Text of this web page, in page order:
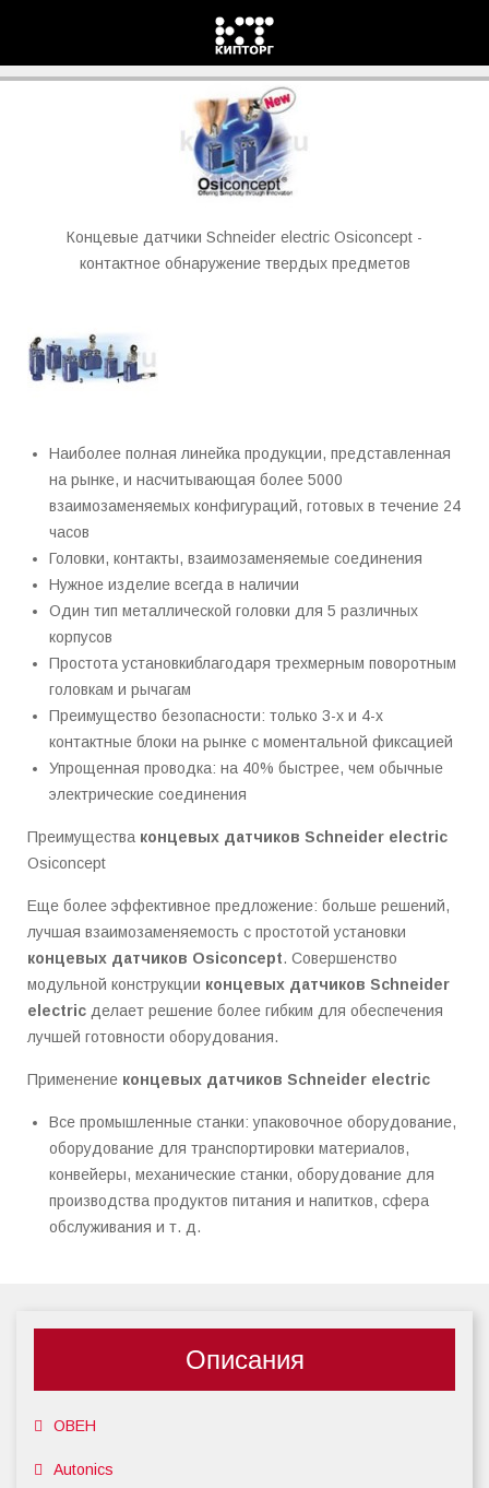
Концевые выключатели Schneider-electric Osiswitch
Концевые датчики Schneider electric Osiconcept -
контактное обнаружение твердых предметов
Наиболее полная линейка продукции, представленная
на рынке, и насчитывающая более 5000
взаимозаменяемых конфигураций, готовых в течение 24
часов
Головки, контакты, взаимозаменяемые соединения
Нужное изделие всегда в наличии
Один тип металлической головки для 5 различных
корпусов
Простота установкиблагодаря трехмерным поворотным
головкам и рычагам
Преимущество безопасности: только 3-х и 4-х
контактные блоки на рынке с моментальной фиксацией
Упрощенная проводка: на 40% быстрее, чем обычные
электрические соединения
Преимущества концевых датчиков Schneider electric
Osiconcept
Еще более эффективное предложение: больше решений,
лучшая взаимозаменяемость с простотой установки
концевых датчиков Osiconcept. Совершенство
модульной конструкции концевых датчиков Schneider
electric делает решение более гибким для обеспечения
лучшей готовности оборудования.
Применение концевых датчиков Schneider electric
Все промышленные станки: упаковочное оборудование,
оборудование для транспортировки материалов,
конвейеры, механические станки, оборудование для
производства продуктов питания и напитков, сфера
обслуживания и т. д.
Описания
ОВЕН
Autonics